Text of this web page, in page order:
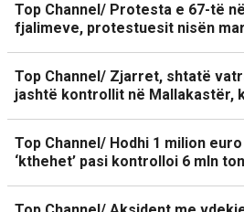
Top Channel/ Protesta e 67-të
fjalimeve, protestuesit nisën
Top Channel/ Zjarret, shtatë
jashtë kontrollit në Mallakastër,
Top Channel/ Hodhi 1 milion
‘kthehet’ pasi kontrolloi 6 mln